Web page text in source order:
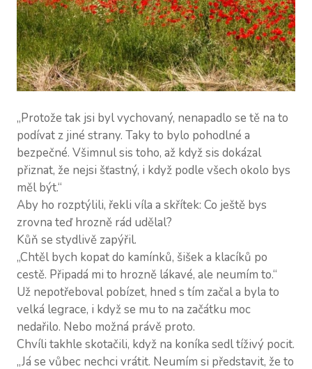
„Protože tak jsi byl vychovaný, nenapadlo se tě na to
podívat z jiné strany. Taky to bylo pohodlné a
bezpečné. Všimnul sis toho, až když sis dokázal
přiznat, že nejsi šťastný, i když podle všech okolo bys
měl být.“
Aby ho rozptýlili, řekli víla a skřítek: Co ještě bys
zrovna teď hrozně rád udělal?
Kůň se stydlivě zapýřil.
„Chtěl bych kopat do kamínků, šišek a klacíků po
cestě. Připadá mi to hrozně lákavé, ale neumím to.“
Už nepotřeboval pobízet, hned s tím začal a byla to
velká legrace, i když se mu to na začátku moc
nedařilo. Nebo možná právě proto.
Chvíli takhle skotačili, když na koníka sedl tíživý pocit.
„Já se vůbec nechci vrátit. Neumím si představit, že to